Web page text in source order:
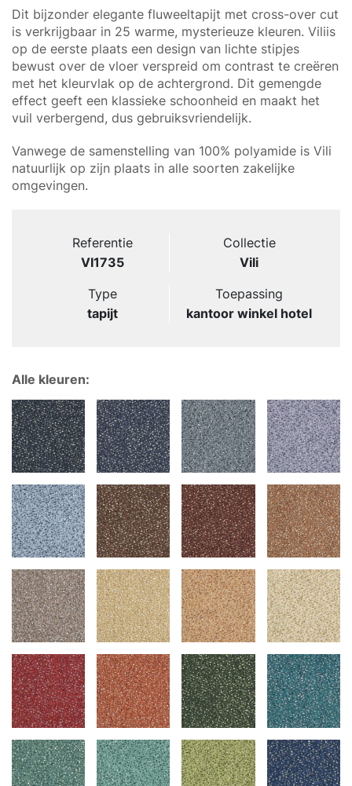
Dit bijzonder elegante fluweeltapijt met cross-over cut
is verkrijgbaar in 25 warme, mysterieuze kleuren. Viliis
op de eerste plaats een design van lichte stipjes
bewust over de vloer verspreid om contrast te creëren
met het kleurvlak op de achtergrond. Dit gemengde
effect geeft een klassieke schoonheid en maakt het
vuil verbergend, dus gebruiksvriendelijk.
Vanwege de samenstelling van 100% polyamide is Vili
natuurlijk op zijn plaats in alle soorten zakelijke
omgevingen.
Referentie
VI1735
Collectie
Vili
Type
tapijt
Toepassing
kantoor winkel hotel
Alle kleuren: